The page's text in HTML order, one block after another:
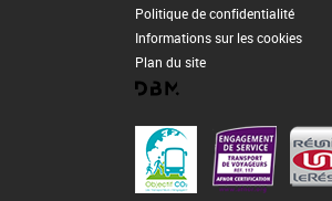
Politique de confidentialité
Informations sur les cookies
Plan du site